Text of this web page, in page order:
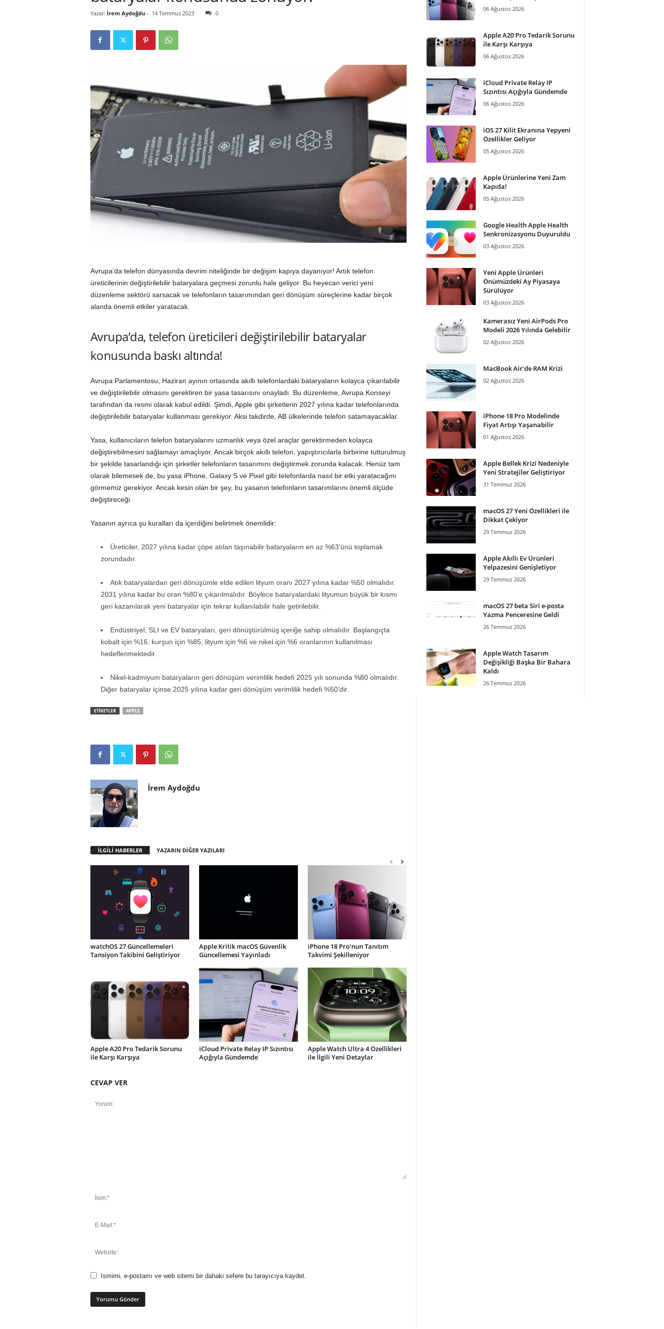
a
Yazar: İrem Aydoğdu- 14 Temmuz 2023 0
Avrupa’da telefon dünyasında devrim niteliğinde bir değişim kapıya dayanıyor! Artık telefon
üreticilerinin değiştirilebilir bataryalara geçmesi zorunlu hale geliyor. Bu heyecan verici yeni
düzenleme sektörü sarsacak ve telefonların tasarımından geri dönüşüm süreçlerine kadar birçok
alanda önemli etkiler yaratacak.
Avrupa’da, telefon üreticileri değiştirilebilir bataryalar
konusunda baskı altında!
Avrupa Parlamentosu, Haziran ayının ortasında akıllı telefonlardaki bataryaların kolayca çıkarılabilir
ve değiştirilebilir olmasını gerektiren bir yasa tasarısını onayladı. Bu düzenleme, Avrupa Konseyi
tarafından da resmi olarak kabul edildi. Şimdi, Apple gibi şirketlerin 2027 yılına kadar telefonlarında
değiştirilebilir bataryalar kullanması gerekiyor. Aksi takdirde, AB ülkelerinde telefon satamayacaklar.
Yasa, kullanıcıların telefon bataryalarını uzmanlık veya özel araçlar gerektirmeden kolayca
değiştirebilmesini sağlamayı amaçlıyor. Ancak birçok akıllı telefon, yapıştırıcılarla birbirine tutturulmuş
bir şekilde tasarlandığı için şirketler telefonların tasarımını değiştirmek zorunda kalacak. Henüz tam
olarak bilemesek de, bu yasa iPhone, Galaxy S ve Pixel gibi telefonlarda nasıl bir etki yaratacağını
görmemiz gerekiyor. Ancak kesin olan bir şey, bu yasanın telefonların tasarımlarını önemli ölçüde
değiştireceği.
Yasanın ayrıca şu kuralları da içerdiğini belirtmek önemlidir:
Üreticiler, 2027 yılına kadar çöpe atılan taşınabilir bataryaların en az %63’ünü toplamak
zorundadır.
Atık bataryalardan geri dönüşümle elde edilen lityum oranı 2027 yılına kadar %50 olmalıdır.
2031 yılına kadar bu oran %80’e çıkarılmalıdır. Böylece bataryalardaki lityumun büyük bir kısmı
geri kazanılarak yeni bataryalar için tekrar kullanılabilir hale getirilebilir.
Endüstriyel, SLI ve EV bataryaları, geri dönüştürülmüş içeriğe sahip olmalıdır. Başlangıçta
kobalt için %16, kurşun için %85, lityum için %6 ve nikel için %6 oranlarının kullanılması
hedeflenmektedir.
Nikel-kadmiyum bataryaların geri dönüşüm verimlilik hedefi 2025 yılı sonunda %80 olmalıdır.
Diğer bataryalar içinse 2025 yılına kadar geri dönüşüm verimlilik hedefi %50’dir.
ETİKETLER APPLE
İrem Aydoğdu
İLGİLİ HABERLER YAZARIN DİĞER YAZILARI
watchOS 27 Güncellemeleri
Tansiyon Takibini Geliştiriyor
Apple Kritik macOS Güvenlik
Güncellemesi Yayınladı
iPhone 18 Pro’nun Tanıtım
Takvimi Şekilleniyor
Apple A20 Pro Tedarik Sorunu
ile Karşı Karşıya
iCloud Private Relay IP Sızıntısı
Açığıyla Gündemde
Apple Watch Ultra 4 Özellikleri
ile İlgili Yeni Detaylar
CEVAP VER
Ismimi, e-postamı ve web sitemi bir dahaki sefere bu tarayıcıya kaydet.
06 Ağustos 2026
Apple A20 Pro Tedarik Sorunu
ile Karşı Karşıya
06 Ağustos 2026
iCloud Private Relay IP
Sızıntısı Açığıyla Gündemde
06 Ağustos 2026
iOS 27 Kilit Ekranına Yepyeni
Özellikler Geliyor
05 Ağustos 2026
Apple Ürünlerine Yeni Zam
Kapıda!
05 Ağustos 2026
Google Health Apple Health
Senkronizasyonu Duyuruldu
03 Ağustos 2026
Yeni Apple Ürünleri
Önümüzdeki Ay Piyasaya
Sürülüyor
03 Ağustos 2026
Kamerasız Yeni AirPods Pro
Modeli 2026 Yılında Gelebilir
02 Ağustos 2026
MacBook Air’de RAM Krizi
02 Ağustos 2026
iPhone 18 Pro Modelinde
Fiyat Artışı Yaşanabilir
01 Ağustos 2026
Apple Bellek Krizi Nedeniyle
Yeni Stratejiler Geliştiriyor
31 Temmuz 2026
macOS 27 Yeni Özellikleri ile
Dikkat Çekiyor
29 Temmuz 2026
Apple Akıllı Ev Ürünleri
Yelpazesini Genişletiyor
29 Temmuz 2026
macOS 27 beta Siri e-posta
Yazma Penceresine Geldi
26 Temmuz 2026
Apple Watch Tasarım
Değişikliği Başka Bir Bahara
Kaldı
26 Temmuz 2026